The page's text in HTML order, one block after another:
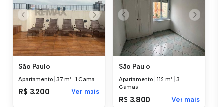
São Paulo
Apartamento |37 m² 1 Cama
R$ 3.200 Ver mais
São Paulo
Apartamento |112 m² |3
Camas
R$ 3.800 Ver mais